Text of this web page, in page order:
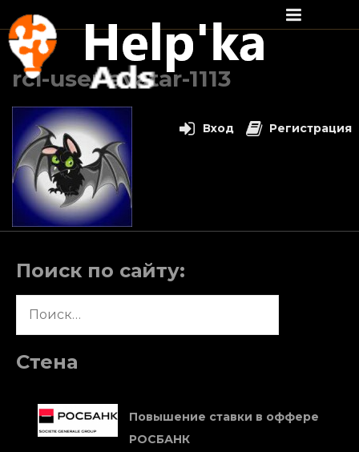
Перейти
содержимому
rcl-user-avatar-1113
Поиск по сайту:
Стена
Повышение ставки в оффере
РОСБАНК
Вход Регистрация